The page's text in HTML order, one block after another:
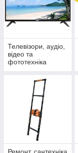
Телевізори, аудіо,
відео та
фототехніка